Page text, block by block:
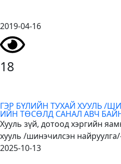
2019-04-16
18
ГЭР БҮЛИЙН ТУХАЙ ХУУЛЬ /
ИЙН ТӨСӨЛД САНАЛ АВЧ
Хууль зүй, дотоод хэргийн
хууль /шинэчилсэн
2025-10-13